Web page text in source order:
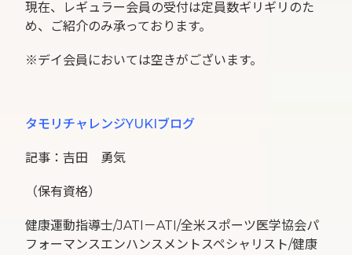
現在、レギュラー会員の受付は定員数ギリギリのた
め、ご紹介のみ承っております。
※デイ会員においては空きがございます。
タモリチャレンジYUKIブログ
記事：吉田 勇気
（保有資格）
健康運動指導士/JATI－ATI/全米スポーツ医学協会パ
フォーマンスエンハンスメントスペシャリスト/健康